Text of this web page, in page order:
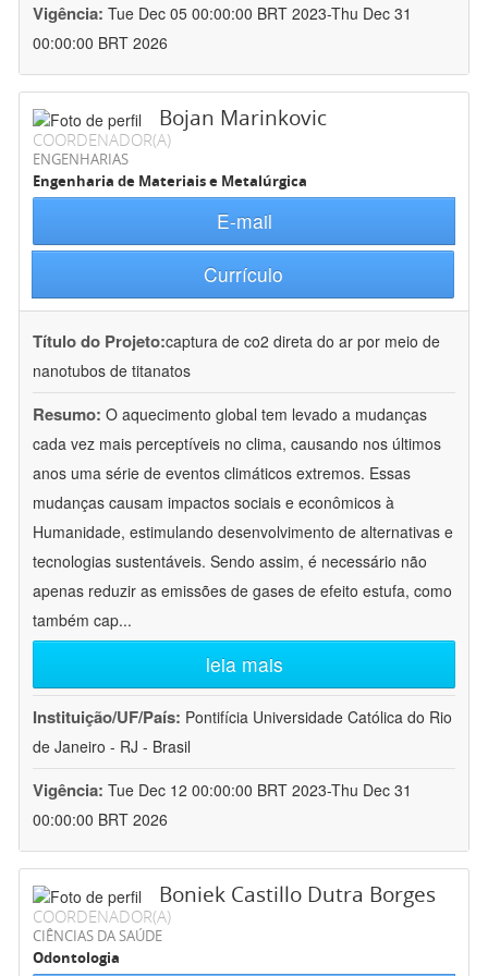
Vigência: Tue Dec 05 00:00:00 BRT 2023-Thu Dec 31
00:00:00 BRT 2026
Bojan Marinkovic
COORDENADOR(A)
ENGENHARIAS
Engenharia de Materiais e Metalúrgica
E-mail
Currículo
Título do Projeto:captura de co2 direta do ar por meio de
nanotubos de titanatos
Resumo: O aquecimento global tem levado a mudanças
cada vez mais perceptíveis no clima, causando nos últimos
anos uma série de eventos climáticos extremos. Essas
mudanças causam impactos sociais e econômicos à
Humanidade, estimulando desenvolvimento de alternativas e
tecnologias sustentáveis. Sendo assim, é necessário não
apenas reduzir as emissões de gases de efeito estufa, como
também cap...
leia mais
Instituição/UF/País: Pontifícia Universidade Católica do Rio
de Janeiro - RJ - Brasil
Vigência: Tue Dec 12 00:00:00 BRT 2023-Thu Dec 31
00:00:00 BRT 2026
Boniek Castillo Dutra Borges
COORDENADOR(A)
CIÊNCIAS DA SAÚDE
Odontologia